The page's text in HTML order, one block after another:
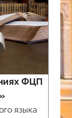
ФЦП
языка